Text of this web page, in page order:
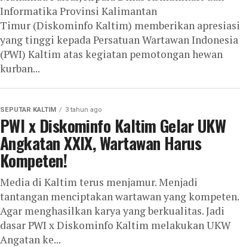
Informatika Provinsi Kalimantan
Timur (Diskominfo Kaltim) memberikan apresiasi
yang tinggi kepada Persatuan Wartawan Indonesia
(PWI) Kaltim atas kegiatan pemotongan hewan
kurban...
SEPUTAR KALTIM 3 tahun ago
PWI x Diskominfo Kaltim Gelar UKW
Angkatan XXIX, Wartawan Harus
Kompeten!
Media di Kaltim terus menjamur. Menjadi
tantangan menciptakan wartawan yang kompeten.
Agar menghasilkan karya yang berkualitas. Jadi
dasar PWI x Diskominfo Kaltim melakukan UKW
Angatan ke...